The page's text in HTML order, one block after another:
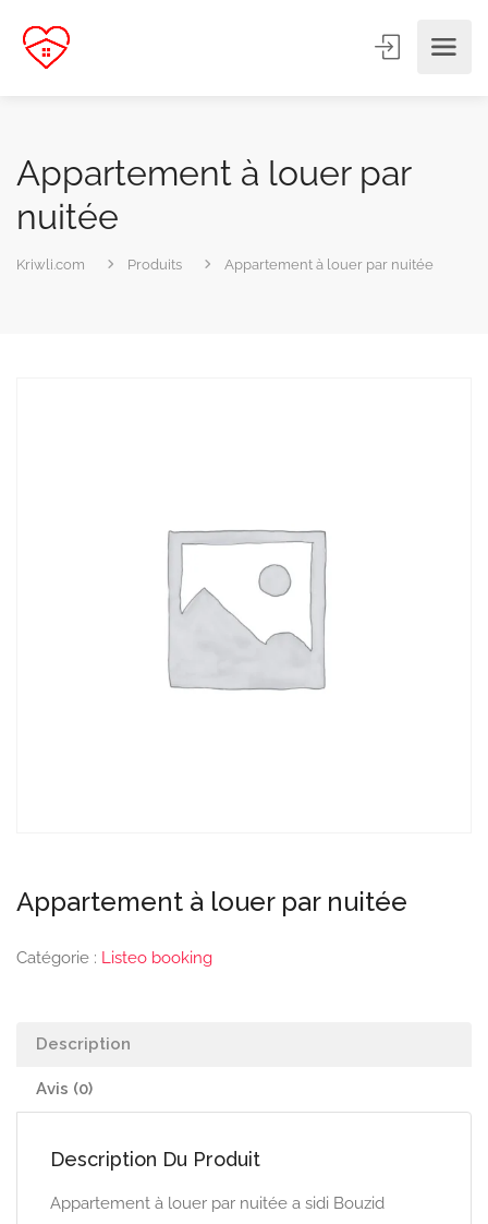
Appartement à louer par
nuitée
Kriwli.com Produits Appartement à louer par nuitée
Appartement à louer par nuitée
Catégorie : Listeo booking
Description
Avis (0)
Description Du Produit
Appartement à louer par nuitée a sidi Bouzid